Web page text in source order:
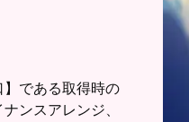
である取得時の
ンスアレンジ、